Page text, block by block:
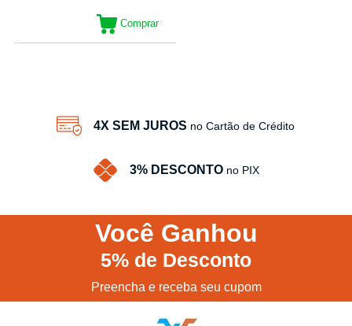
Comprar
4X SEM JUROS no Cartão de Crédito
3% DESCONTO no PIX
Você Ganhou
5% de Desconto
Preencha e receba seu cupom